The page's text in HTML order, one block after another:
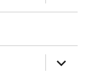
öffnen